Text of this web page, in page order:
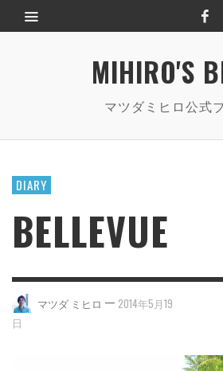
MIHIRO'S
マツダミヒロ公式
DIARY
BELLEVUE
マツダ ミヒロ — 2014年5月19
日